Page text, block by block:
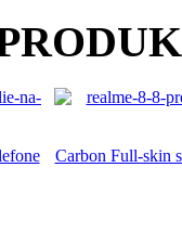
Carbon Full-skin